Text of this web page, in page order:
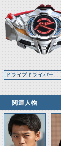
ドライブドライバー
関連人物